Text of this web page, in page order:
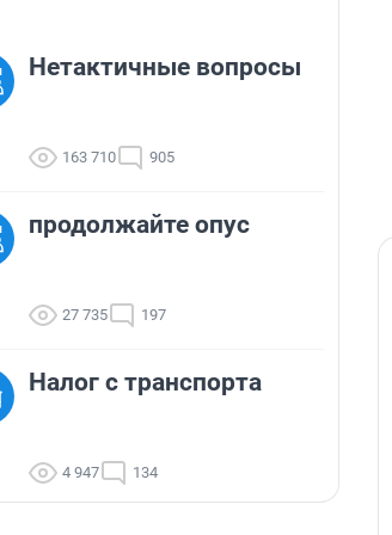
Нетактичные вопросы
163 710 905
продолжайте опус
27 735 197
Налог с транспорта
4 947 134